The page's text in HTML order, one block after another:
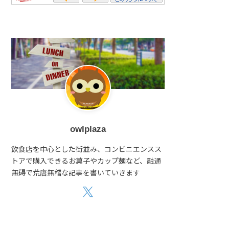
owlplaza
飲食店を中心とした街並み、コンビニエンスス
トアで購入できるお菓子やカップ麺など、融通
無碍で荒唐無稽な記事を書いていきます